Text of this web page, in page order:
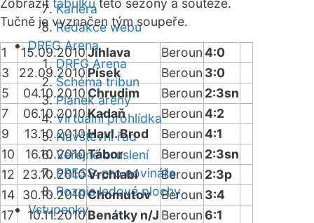
Kariéra
Redakce webu
DRFG Arena
DRFG Arena
Schéma tribun
Plánek areny
Virtuální prohlídka
Návštěvní řád
Veřejné bruslení
PRESS: pro novináře
Rozpis ledové plochy
Vstupenky
Zobrazit tabulku této sezóny a soutěže.
Tučně je vyznačen tým soupeře.
1 15.09.2010Jihlava Beroun4:0
3
22.09.2010Písek Beroun 3:0
5
04.10.2010 Chrudim Beroun 2:3sn
7
06.10.2010Kadaň Beroun4:2
9
13.10.2010Havl. Brod Beroun4:1
10
16.10.2010Tábor Beroun 2:3sn
12
23.10.2010Vrchlabí Beroun 2:3p
14 30.10.2010Chomutov Beroun 3:4
17
10.11.2010Benátky n/J Beroun6:1